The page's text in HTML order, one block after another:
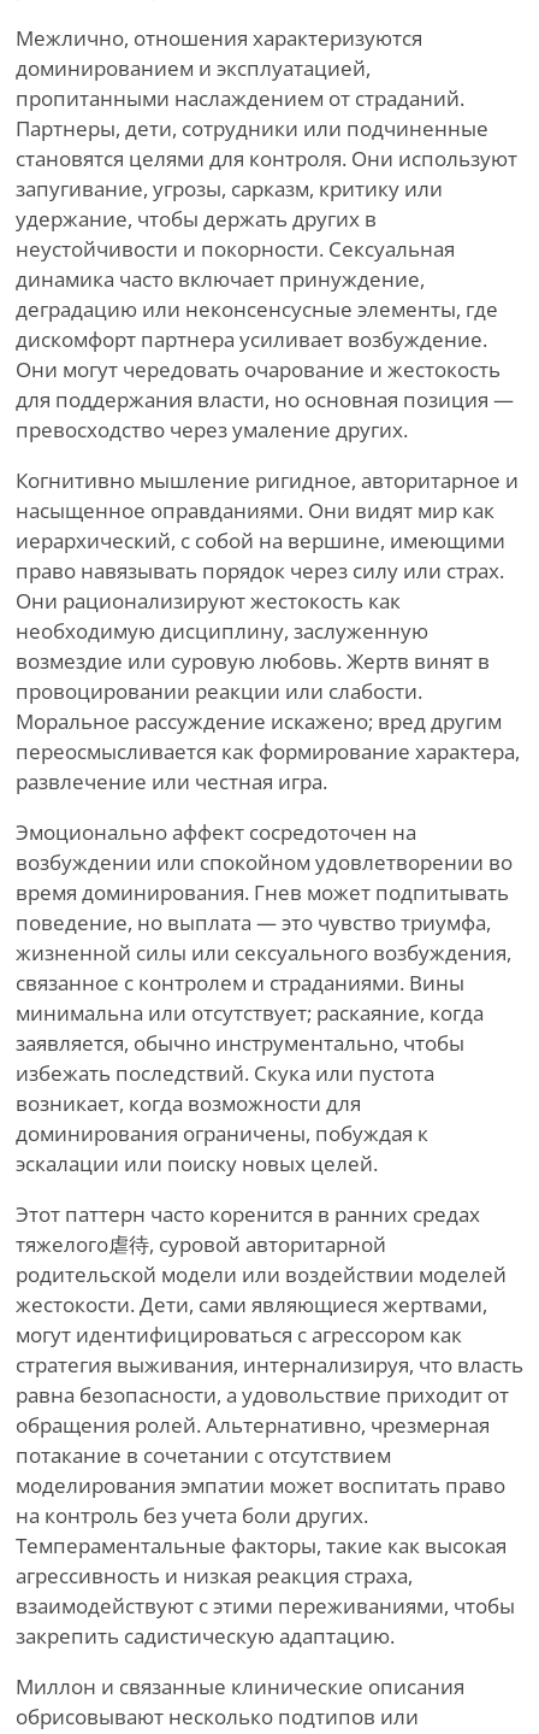
Межлично, отношения характеризуются
доминированием и эксплуатацией,
пропитанными наслаждением от страданий.
Партнеры, дети, сотрудники или подчиненные
становятся целями для контроля. Они используют
запугивание, угрозы, сарказм, критику или
удержание, чтобы держать других в
неустойчивости и покорности. Сексуальная
динамика часто включает принуждение,
деградацию или неконсенсусные элементы, где
дискомфорт партнера усиливает возбуждение.
Они могут чередовать очарование и жестокость
для поддержания власти, но основная позиция —
превосходство через умаление других.
Когнитивно мышление ригидное, авторитарное и
насыщенное оправданиями. Они видят мир как
иерархический, с собой на вершине, имеющими
право навязывать порядок через силу или страх.
Они рационализируют жестокость как
необходимую дисциплину, заслуженную
возмездие или суровую любовь. Жертв винят в
провоцировании реакции или слабости.
Моральное рассуждение искажено; вред другим
переосмысливается как формирование характера,
развлечение или честная игра.
Эмоционально аффект сосредоточен на
возбуждении или спокойном удовлетворении во
время доминирования. Гнев может подпитывать
поведение, но выплата — это чувство триумфа,
жизненной силы или сексуального возбуждения,
связанное с контролем и страданиями. Вины
минимальна или отсутствует; раскаяние, когда
заявляется, обычно инструментально, чтобы
избежать последствий. Скука или пустота
возникает, когда возможности для
доминирования ограничены, побуждая к
эскалации или поиску новых целей.
Этот паттерн часто коренится в ранних средах
тяжелого虐待, суровой авторитарной
родительской модели или воздействии моделей
жестокости. Дети, сами являющиеся жертвами,
могут идентифицироваться с агрессором как
стратегия выживания, интернализируя, что власть
равна безопасности, а удовольствие приходит от
обращения ролей. Альтернативно, чрезмерная
потакание в сочетании с отсутствием
моделирования эмпатии может воспитать право
на контроль без учета боли других.
Темпераментальные факторы, такие как высокая
агрессивность и низкая реакция страха,
взаимодействуют с этими переживаниями, чтобы
закрепить садистическую адаптацию.
Миллон и связанные клинические описания
обрисовывают несколько подтипов или